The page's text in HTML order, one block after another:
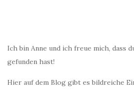
Ich bin Anne und ich freue mich, dass
gefunden hast!
Hier auf dem Blog gibt es bildreiche